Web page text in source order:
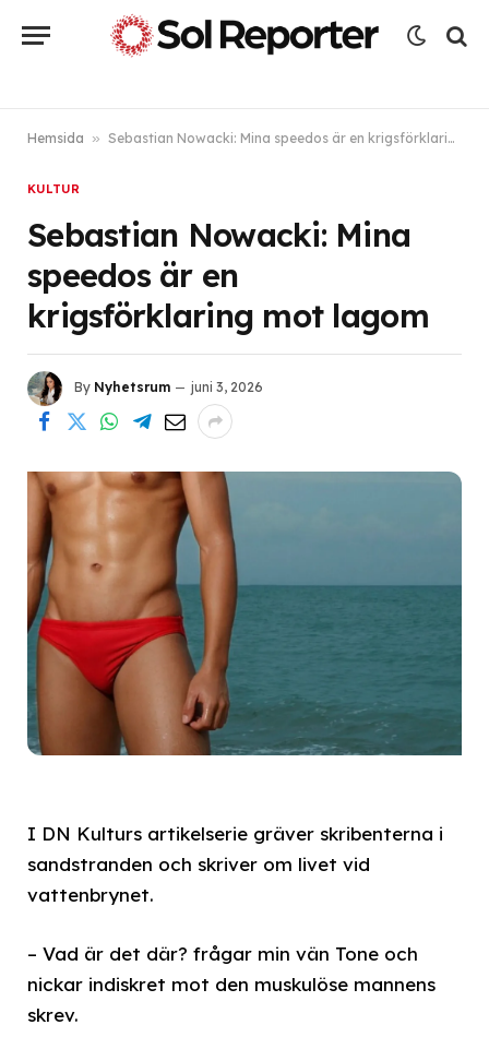
Hemsida » Sebastian Nowacki: Mina speedos är en krigsförklaring mot lagom
KULTUR
Sebastian Nowacki: Mina
speedos är en
krigsförklaring mot lagom
By Nyhetsrum juni 3, 2026
I DN Kulturs artikelserie gräver skribenterna i
sandstranden och skriver om livet vid
vattenbrynet.
– Vad är det där? frågar min vän Tone och
nickar indiskret mot den muskulöse mannens
skrev.